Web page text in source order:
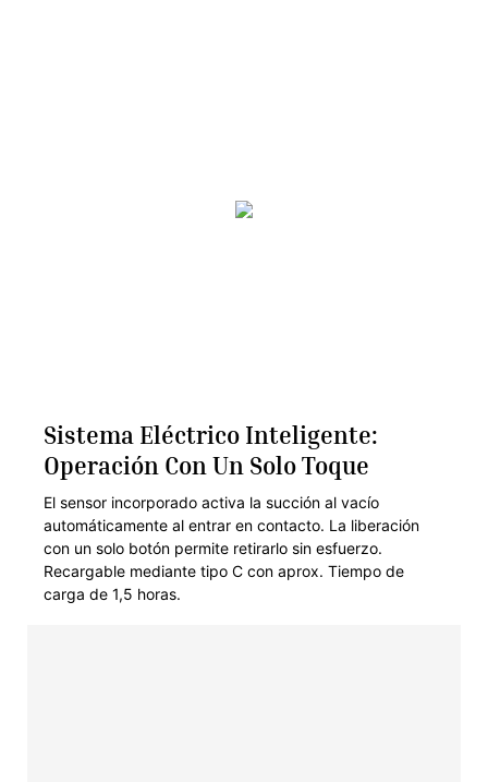
Sistema Eléctrico Inteligente:
Operación Con Un Solo Toque
El sensor incorporado activa la succión al vacío
automáticamente al entrar en contacto. La liberación
con un solo botón permite retirarlo sin esfuerzo.
Recargable mediante tipo C con aprox. Tiempo de
carga de 1,5 horas.